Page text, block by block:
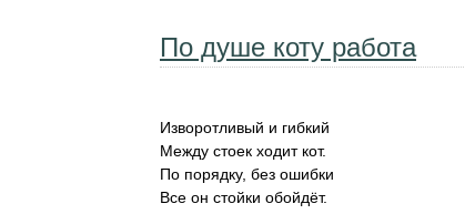
По душе коту работа
Изворотливый и гибкий
Между стоек ходит кот.
По порядку, без ошибки
Все он стойки обойдёт.